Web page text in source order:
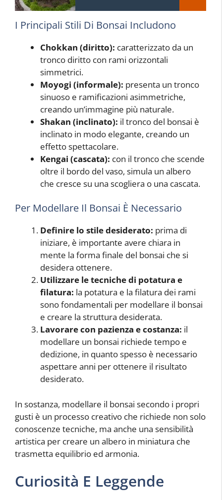
I Principali Stili Di Bonsai Includono
Chokkan (diritto): caratterizzato da un
tronco diritto con rami orizzontali
simmetrici.
Moyogi (informale): presenta un tronco
sinuoso e ramificazioni asimmetriche,
creando un’immagine più naturale.
Shakan (inclinato): il tronco del bonsai è
inclinato in modo elegante, creando un
effetto spettacolare.
Kengai (cascata): con il tronco che scende
oltre il bordo del vaso, simula un albero
che cresce su una scogliera o una cascata.
Per Modellare Il Bonsai È Necessario
Definire lo stile desiderato: prima di
iniziare, è importante avere chiara in
mente la forma finale del bonsai che si
desidera ottenere.
Utilizzare le tecniche di potatura e
filatura: la potatura e la filatura dei rami
sono fondamentali per modellare il bonsai
e creare la struttura desiderata.
Lavorare con pazienza e costanza: il
modellare un bonsai richiede tempo e
dedizione, in quanto spesso è necessario
aspettare anni per ottenere il risultato
desiderato.
In sostanza, modellare il bonsai secondo i propri
gusti è un processo creativo che richiede non solo
conoscenze tecniche, ma anche una sensibilità
artistica per creare un albero in miniatura che
trasmetta equilibrio ed armonia.
Curiosità E Leggende